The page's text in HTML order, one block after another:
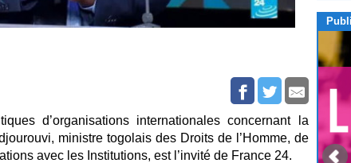
d’organisations internationales concernant la
ministre togolais des Droits de l’Homme, de
avec les Institutions, est l’invité de France 24.